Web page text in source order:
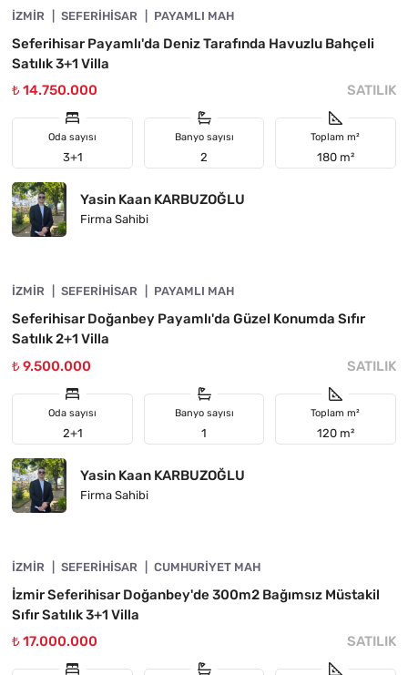
ÖNE ÇIKAN
İZMIR SEFERIHISAR PAYAMLI MAH
Seferihisar Payamlı'da Deniz Tarafında Havuzlu Bahçeli
Satılık 3+1 Villa
₺ 14.750.000
SATILIK
Oda sayısı
3+1
Banyo sayısı
2
Toplam m²
180 m²
Yasin Kaan KARBUZOĞLU
Firma Sahibi
ÖNE ÇIKAN
İZMIR SEFERIHISAR PAYAMLI MAH
Seferihisar Doğanbey Payamlı'da Güzel Konumda Sıfır
Satılık 2+1 Villa
₺ 9.500.000
SATILIK
Oda sayısı
2+1
Banyo sayısı
1
Toplam m²
120 m²
Yasin Kaan KARBUZOĞLU
Firma Sahibi
ÖNE ÇIKAN
İZMIR SEFERIHISAR CUMHURIYET MAH
İzmir Seferihisar Doğanbey'de 300m2 Bağımsız Müstakil
Sıfır Satılık 3+1 Villa
₺ 17.000.000
SATILIK